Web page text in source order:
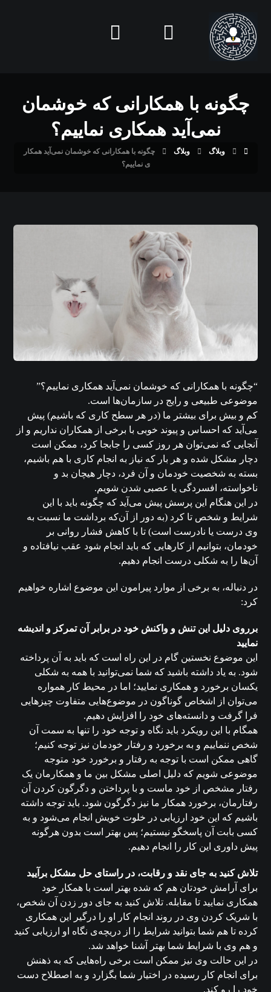
چگونه با همکارانی که خوشمان
نمی‌آید همکاری نماییم؟
وبلاگ وبلاگ
چگونه با همکارانی که خوشمان نمی‌آید همکار
ی نماییم؟
“چگونه با همکارانی که خوشمان نمی‌آید همکاری نماییم؟”
موضوعی طبیعی و رایج در سازمان‌ها است.
کم و بیش برای بیشتر ما (در هر سطح کاری که باشیم) پیش
می‌آید که احساس و پیوند خوبی با برخی از همکاران نداریم و از
آنجایی که نمی‌توان هر روز کسی را جابجا کرد، ممکن است
دچار مشکل شده و هر بار که نیاز به انجام کاری با هم باشیم،
بسته به شخصیت خودمان و آن فرد، دچار هیچان بد و
ناخواسته، افسردگی یا عصبی شدن شویم.
در این هنگام این پرسش پیش می‌آید که چگونه باید با این
شرایط و شخص تا کرد (به دور از آن‌که برداشت ما نسبت به
وی درست یا نادرست است) تا با کاهش فشار روانی بر
خودمان، بتوانیم از کارهایی که باید انجام شود عقب نیافتاده و
آن‌ها را به شکلی درست انجام دهیم.
در دنباله، به برخی از موارد پیرامون این موضوع اشاره خواهیم
کرد:
برروی دلیل این تنش و واکنش خود در برابر آن تمرکز و اندیشه
نمایید
این موضوع نخستین گام در این راه است که باید به آن پرداخته
شود. به یاد داشته باشید که شما نمی‌توانید با همه به شکلی
یکسان برخورد و همکاری نمایید؛ اما در محیط کار همواره
می‌توان از اشخاص گوناگون در موضوع‌هایی متفاوت چیزهایی
فرا گرفت و دانسته‌های خود را افزایش دهیم.
همگام با این رویکرد باید نگاه و توجه خود را تنها به سمت آن
شخص ننماییم و به برخورد و رفتار خودمان نیز توجه کنیم؛
گاهی ممکن است با توجه به رفتار و برخورد خود متوجه
موضوعی شویم که دلیل اصلی مشکل بین ما و همکارمان یک
رفتار مشخص از خود ماست و با پرداختن و دگرگون کردن آن
رفتارمان، برخورد همکار ما نیز دگرگون شود. باید توجه داشته
باشیم که این خود ارزیابی در خلوت خویش انجام می‌شود و به
کسی بابت آن پاسخگو نیستیم؛ پس بهتر است بدون هرگونه
پیش داوری این کار را انجام دهیم.
تلاش کنید به جای نقد و رقابت، در راستای حل مشکل برآیید
برای آرامش خودتان هم که شده بهتر است با همکار خود
همکاری نمایید تا مقابله. تلاش کنید به جای دور زدن آن شخص،
با شریک کردن وی در روند انجام کار او را درگیر این همکاری
کرده تا هم شما بتوانید شرایط را از دریچه‌ی نگاه او ارزیابی کنید
و هم وی با شرایط شما بهتر آشنا خواهد شد.
در این حالت وی نیز ممکن است برخی راه‌هایی که به ذهنش
برای انجام کار رسیده در اختیار شما بگزارد و به اصطلاح دست
خود را رو کند.